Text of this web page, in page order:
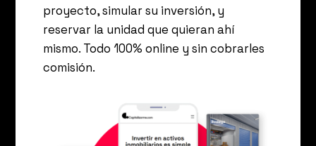
proyecto, simular su inversión, y
reservar la unidad que quieran ahí
mismo. Todo 100% online y sin cobrarles
comisión.